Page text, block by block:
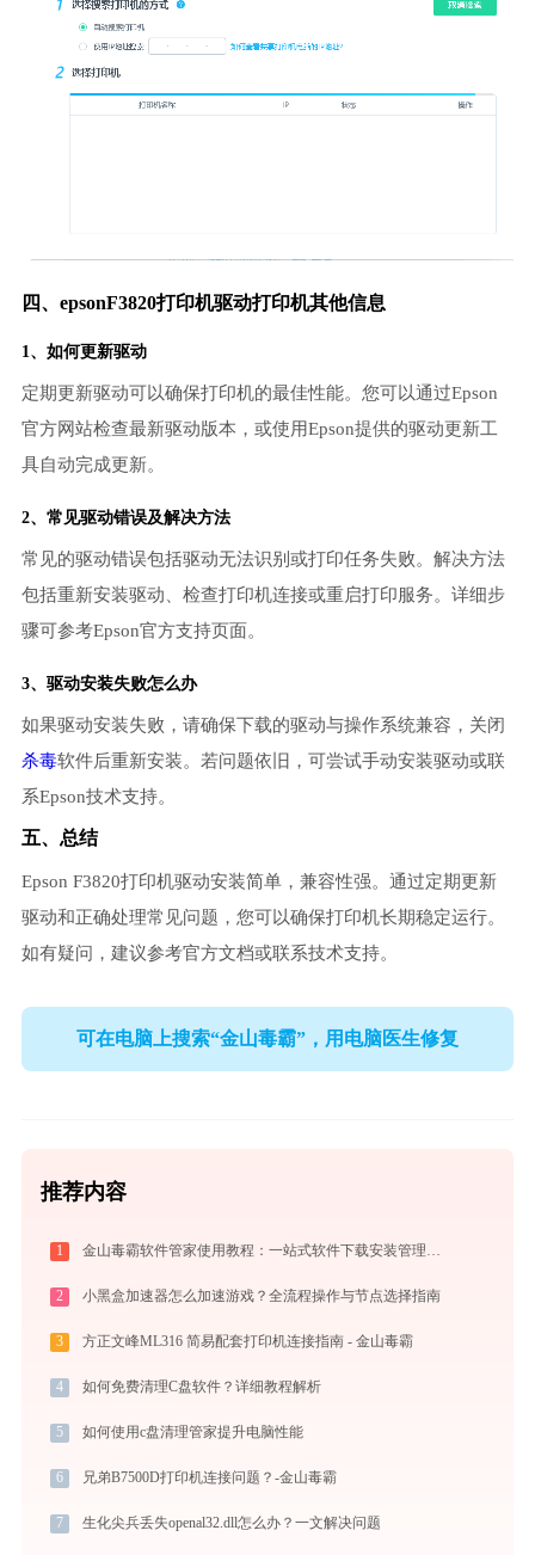
四、epsonF3820打印机驱动打印机其他信息
1、如何更新驱动
定期更新驱动可以确保打印机的最佳性能。您可以通过Epson
官方网站检查最新驱动版本，或使用Epson提供的驱动更新工
具自动完成更新。
2、常见驱动错误及解决方法
常见的驱动错误包括驱动无法识别或打印任务失败。解决方法
包括重新安装驱动、检查打印机连接或重启打印服务。详细步
骤可参考Epson官方支持页面。
3、 驱动安装失败怎么办
如果驱动安装失败，请确保下载的驱动与操作系统兼容，关闭
杀毒软件后重新安装。若问题依旧，可尝试手动安装驱动或联
系Epson技术支持。
五、总结
Epson F3820打印机驱动安装简单，兼容性强。通过定期更新
驱动和正确处理常见问题，您可以确保打印机长期稳定运行。
如有疑问，建议参考官方文档或联系技术支持。
可在电脑上搜索“金山毒霸”，用电脑医生修复
推荐内容
1 金山毒霸软件管家使用教程：一站式软件下载安装管理，让电脑始终保持最佳状态
2 小黑盒加速器怎么加速游戏？全流程操作与节点选择指南
3 方正文峰ML316 简易配套打印机连接指南 - 金山毒霸
4 如何免费清理C盘软件？详细教程解析
5 如何使用c盘清理管家提升电脑性能
6 兄弟B7500D打印机连接问题？-金山毒霸
7 生化尖兵丢失openal32.dll怎么办？一文解决问题